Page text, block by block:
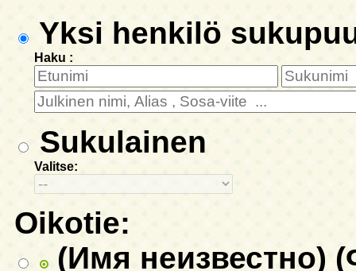
Yksi henkilö
Haku :
Sukulainen
Valitse:
Oikotie:
(Имя неизвестно)